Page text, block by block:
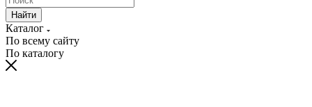
Найти
Каталог
По всему сайту
По каталогу